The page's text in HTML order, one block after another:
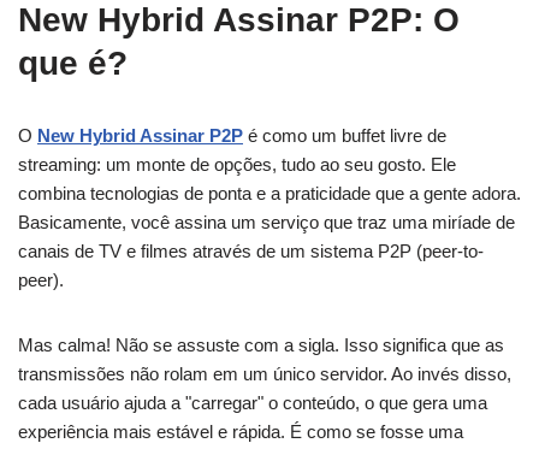
New Hybrid Assinar P2P: O
que é?
O New Hybrid Assinar P2P é como um buffet livre de
streaming: um monte de opções, tudo ao seu gosto. Ele
combina tecnologias de ponta e a praticidade que a gente adora.
Basicamente, você assina um serviço que traz uma miríade de
canais de TV e filmes através de um sistema P2P (peer-to-
peer).
Mas calma! Não se assuste com a sigla. Isso significa que as
transmissões não rolam em um único servidor. Ao invés disso,
cada usuário ajuda a "carregar" o conteúdo, o que gera uma
experiência mais estável e rápida. É como se fosse uma